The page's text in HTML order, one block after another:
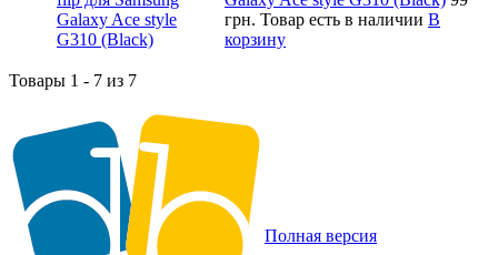
грн. Товар есть в наличии В
корзину
Товары 1 - 7 из 7
Полная версия